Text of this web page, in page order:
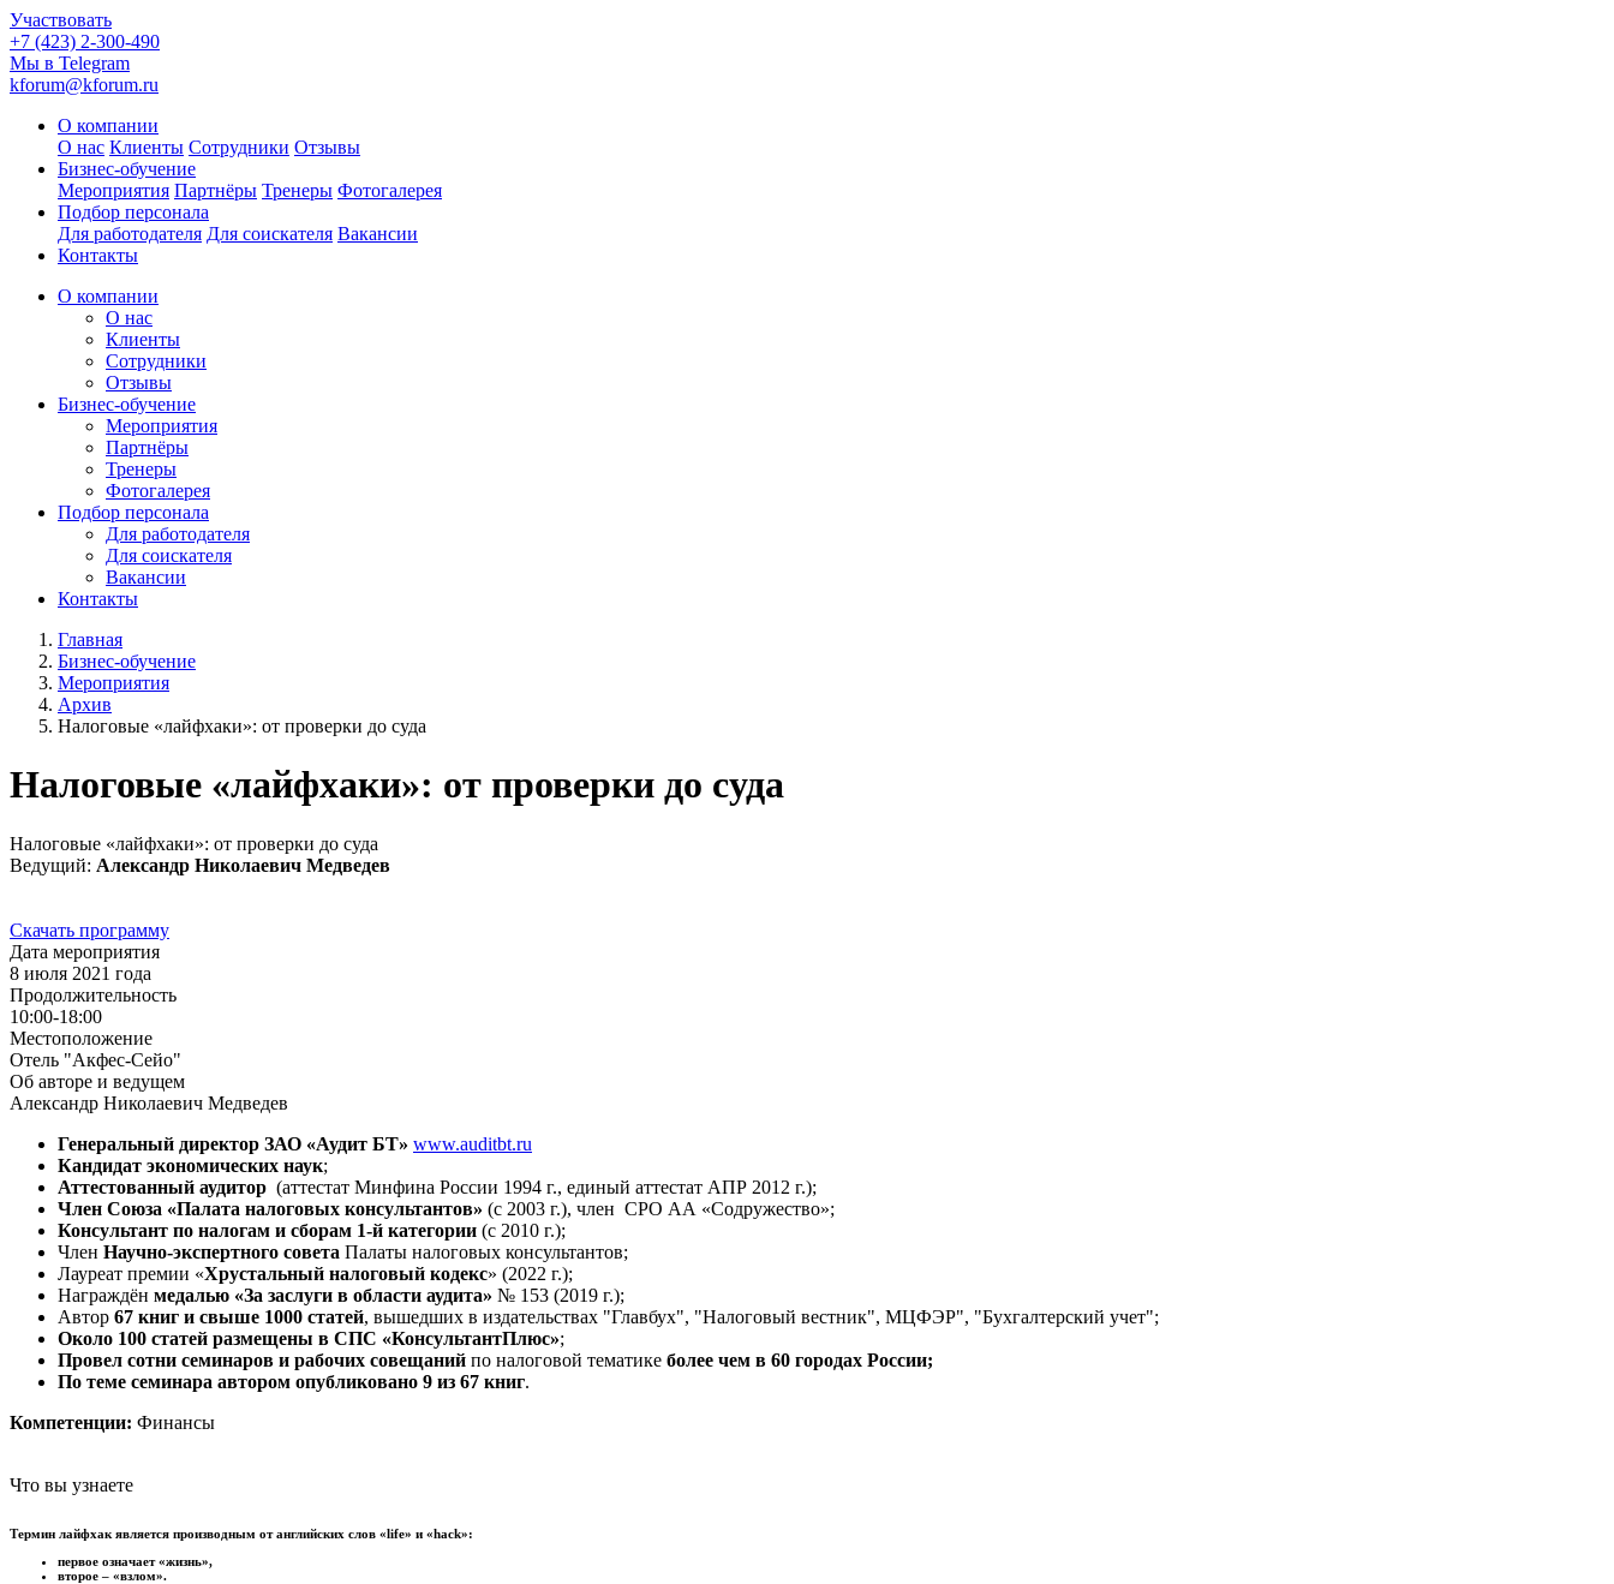
Участвовать
+7 (423) 2-300-490
Мы в Telegram
kforum@kforum.ru
О компании
О нас Клиенты Сотрудники Отзывы
Бизнес-обучение
Мероприятия Партнёры Тренеры Фотогалерея
Подбор персонала
Для работодателя Для соискателя Вакансии
Контакты
О компании
О нас
Клиенты
Сотрудники
Отзывы
Бизнес-обучение
Мероприятия
Партнёры
Тренеры
Фотогалерея
Подбор персонала
Для работодателя
Для соискателя
Вакансии
Контакты
Главная
Бизнес-обучение
Мероприятия
Архив
Налоговые «лайфхаки»: от проверки до суда
Налоговые «лайфхаки»: от проверки до суда
Налоговые «лайфхаки»: от проверки до суда
Ведущий: Александр Николаевич Медведев
Скачать программу
Дата мероприятия
8 июля 2021 года
Продолжительность
10:00-18:00
Местоположение
Отель "Акфес-Сейо"
Об авторе и ведущем
Александр Николаевич Медведев
Генеральный директор ЗАО «Аудит БТ» www.auditbt.ru
Кандидат экономических наук;
Аттестованный аудитор (аттестат Минфина России 1994 г., единый аттестат АПР 2012 г.);
Член Союза «Палата налоговых консультантов» (с 2003 г.), член СРО АА «Содружество»;
Консультант по налогам и сборам 1-й категории (с 2010 г.);
Член Научно-экспертного совета Палаты налоговых консультантов;
Лауреат премии «Хрустальный налоговый кодекс» (2022 г.);
Награждён медалью «За заслуги в области аудита» № 153 (2019 г.);
Автор 67 книг и свыше 1000 статей, вышедших в издательствах "Главбух", "Налоговый вестник", МЦФЭР", "Бухгалтерский учет";
Около 100 статей размещены в СПС «КонсультантПлюс»;
Провел сотни семинаров и рабочих совещаний по налоговой тематике более чем в 60 городах России;
По теме семинара автором опубликовано 9 из 67 книг.
Компетенции: Финансы
Что вы узнаете
Термин лайфхак является производным от английских слов «life» и «hack»:
первое означает «жизнь»,
второе – «взлом».